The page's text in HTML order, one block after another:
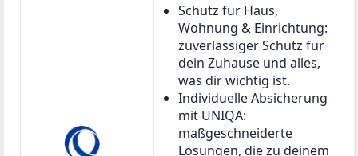
Schutz für Haus,
Wohnung & Einrichtung:
zuverlässiger Schutz für
dein Zuhause und alles,
was dir wichtig ist.
Individuelle Absicherung
mit UNIQA:
maßgeschneiderte
Lösungen, die zu deinem